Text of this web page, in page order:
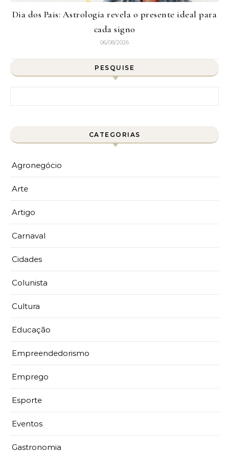
Dia dos Pais: Astrologia revela o presente ideal para
cada signo
06/08/2026
PESQUISE
CATEGORIAS
Agronegócio
Arte
Artigo
Carnaval
Cidades
Colunista
Cultura
Educação
Empreendedorismo
Emprego
Esporte
Eventos
Gastronomia